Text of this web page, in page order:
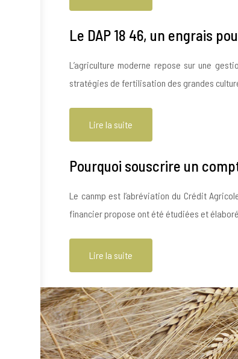
Le DAP 18 46, un engrais
L’agriculture moderne repose sur une
stratégies de fertilisation des grandes
Lire la suite
Pourquoi souscrire un
Le canmp est l’abréviation du Crédit
financier propose ont été étudiées et
Lire la suite